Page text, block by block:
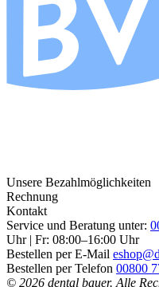
Unsere Bezahlmöglichkeiten
Rechnung
Kontakt
Service und Beratung unter:
Uhr | Fr: 08:00–16:00 Uhr
Bestellen per E-Mail
Bestellen per Telefon 00800
© 2026 dental bauer. Alle